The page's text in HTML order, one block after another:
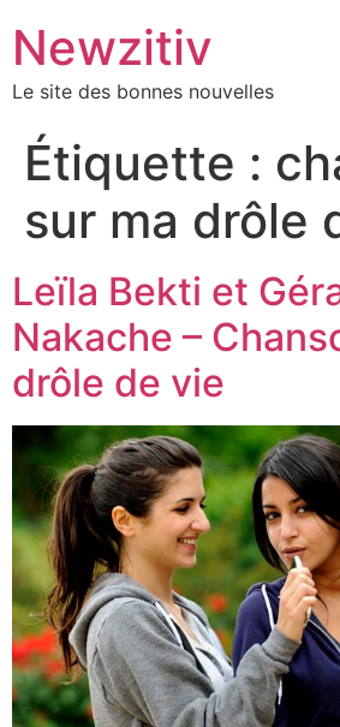
Newzitiv
Le site des bonnes nouvelles
Étiquette :
sur ma drôle
Leïla Bekti et
Nakache –
drôle de vie